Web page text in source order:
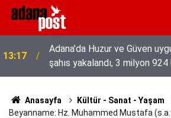
13:17
Adana’da Huzur ve Güven
şahıs yakalandı, 3 milyon
Anasayfa Kültür - Sanat - Yaşam
Beyanname: Hz. Muhammed Mustafa